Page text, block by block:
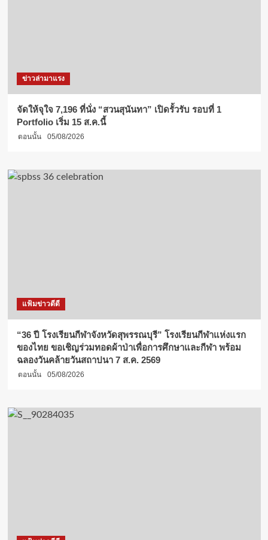
ข่าวล่ามาแรง
จัดให้จุใจ 7,196 ที่นั่ง “สวนสุนันทา” เปิดรั้วรับ รอบที่ 1
Portfolio เริ่ม 15 ส.ค.นี้
ตอนนั้น 05/08/2026
แฟ้มข่าวดีดี
“36 ปี โรงเรียนกีฬาจังหวัดสุพรรณบุรี” โรงเรียนกีฬาแห่งแรก
ของไทย ขอเชิญร่วมทอดผ้าป่าเพื่อการศึกษาและกีฬา พร้อม
ฉลองวันคล้ายวันสถาปนา 7 ส.ค. 2569
ตอนนั้น 05/08/2026